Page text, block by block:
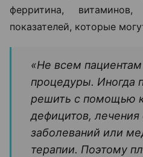
ферритина,
показателей, которые
«Не всем
процедуры. Иногда
решить с помощью
дефицитов,
заболеваний или
терапии. Поэтому